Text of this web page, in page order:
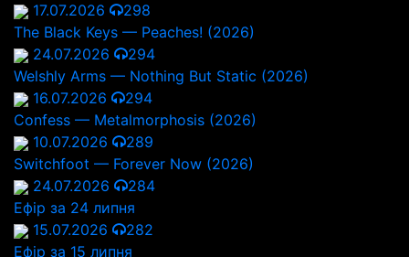
17.07.2026
298
The Black Keys — Peaches! (2026)
24.07.2026
294
Welshly Arms — Nothing But Static (2026)
16.07.2026
294
Confess — Metalmorphosis (2026)
10.07.2026
289
Switchfoot — Forever Now (2026)
24.07.2026
284
Ефір за 24 липня
15.07.2026
282
Ефір за 15 липня